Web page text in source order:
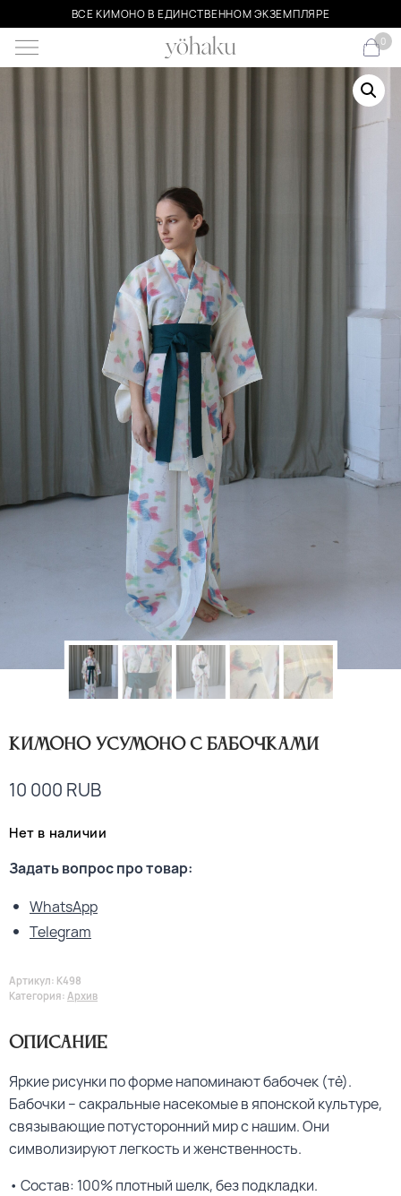
ВСЕ КИМОНО В ЕДИНСТВЕННОМ ЭКЗЕМПЛЯРЕ
0
Кимоно усумоно с бабочками
10 000 RUB
Нет в наличии
Задать вопрос про товар:
WhatsApp
Telegram
Артикул: K498
Категория: Архив
Описание
Яркие рисунки по форме напоминают бабочек (тё).
Бабочки – сакральные насекомые в японской культуре,
связывающие потусторонний мир с нашим. Они
символизируют легкость и женственность.
• Состав: 100% плотный шелк, без подкладки.